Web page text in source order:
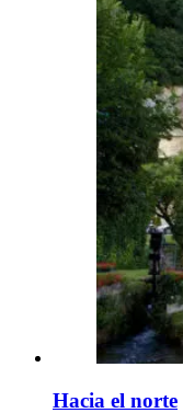
Hacia el norte